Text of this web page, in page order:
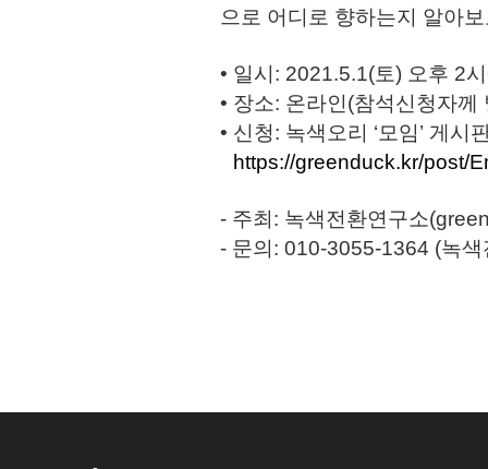
으로 어디로 향하는지 알아
• 일시: 2021.5.1(토) 오후 2
• 장소: 온라인(참석신청자께
• 신청: 녹색오리 ‘모임’ 게시
https://greenduck.kr/post/
- 주최: 녹색전환연구소
- 문의: 010-3055-1364 (녹